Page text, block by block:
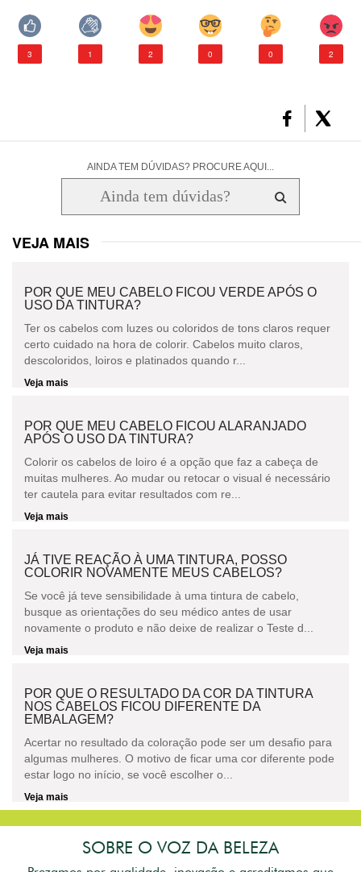
3 1 2 0 0 2
AINDA TEM DÚVIDAS? PROCURE AQUI...
VEJA MAIS
POR QUE MEU CABELO FICOU VERDE APÓS O
USO DA TINTURA?
Ter os cabelos com luzes ou coloridos de tons claros requer
certo cuidado na hora de colorir. Cabelos muito claros,
descoloridos, loiros e platinados quando r...
Veja mais
POR QUE MEU CABELO FICOU ALARANJADO
APÓS O USO DA TINTURA?
Colorir os cabelos de loiro é a opção que faz a cabeça de
muitas mulheres. Ao mudar ou retocar o visual é necessário
ter cautela para evitar resultados com re...
Veja mais
JÁ TIVE REAÇÃO À UMA TINTURA, POSSO
COLORIR NOVAMENTE MEUS CABELOS?
Se você já teve sensibilidade à uma tintura de cabelo,
busque as orientações do seu médico antes de usar
novamente o produto e não deixe de realizar o Teste d...
Veja mais
POR QUE O RESULTADO DA COR DA TINTURA
NOS CABELOS FICOU DIFERENTE DA
EMBALAGEM?
Acertar no resultado da coloração pode ser um desafio para
algumas mulheres. O motivo de ficar uma cor diferente pode
estar logo no início, se você escolher o...
Veja mais
SOBRE O VOZ DA BELEZA